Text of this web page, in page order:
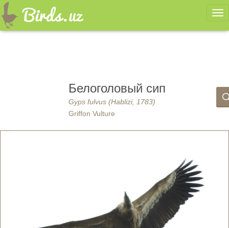
Белоголовый сип
Gyps fulvus (Hablizi, 1783)
Griffon Vulture